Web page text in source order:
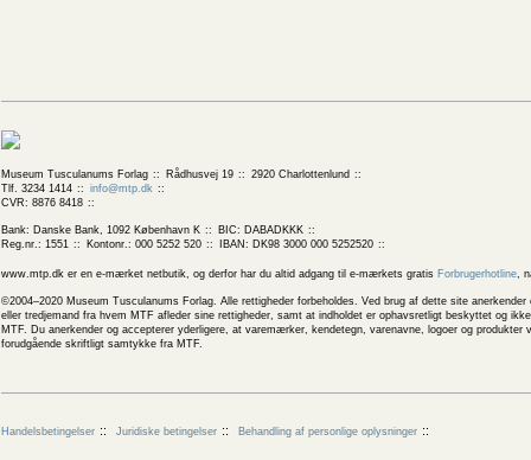
Museum Tusculanums Forlag Rådhusvej 19
2920 Charlottenlund
Tlf. 3234 1414
info@mtp.dk
CVR: 8876 8418
Bank: Danske Bank, 1092 København K
BIC: DABADKKK
Reg.nr.: 1551
Kontonr.: 000 5252 520 IBAN: DK98 3000 000 5252520
www.mtp.dk er en e-mærket netbutik, og derfor har du altid adgang til e-mærkets gratis Forbrugerhotline,
©2004–2020 Museum Tusculanums Forlag. Alle rettigheder forbeholdes. Ved brug af dette site
eller tredjemand fra hvem MTF afleder sine rettigheder, samt at indholdet er ophavsretligt beskyttet og
MTF. Du anerkender og accepterer yderligere, at varemærker, kendetegn, varenavne, logoer og
forudgående skriftligt samtykke fra MTF.
Handelsbetingelser Juridiske betingelser Behandling af personlige oplysninger